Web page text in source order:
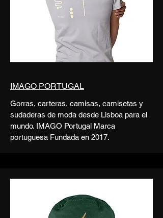
IMAGO PORTUGAL
Gorras, carteras, camisas, camisetas y
sudaderas de moda desde Lisboa para el
mundo. IMAGO Portugal Marca
portuguesa Fundada en 2017.